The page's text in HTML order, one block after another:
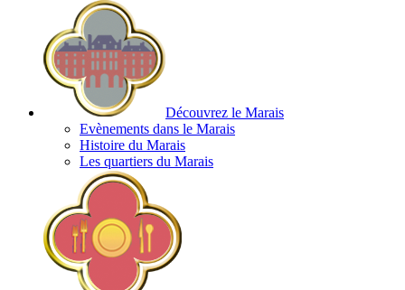
Découvrez le Marais
Evènements dans le Marais
Histoire du Marais
Les quartiers du Marais